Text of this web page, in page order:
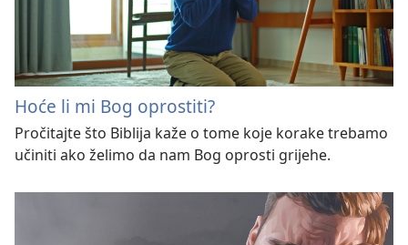
Hoće li mi Bog oprostiti?
Pročitajte što Biblija kaže o tome koje korake trebamo
učiniti ako želimo da nam Bog oprosti grijehe.